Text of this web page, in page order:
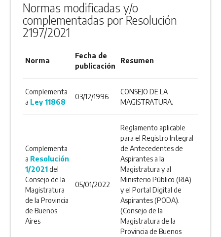
Normas modificadas y/o
complementadas por Resolución
2197/2021
Norma
Fecha de
publicación
Resumen
Complementa
a Ley 11868
03/12/1996
CONSEJO DE LA
MAGISTRATURA.
Complementa
a Resolución
1/2021del
Consejo de la
Magistratura
de la Provincia
de Buenos
Aires
05/01/2022
Reglamento aplicable
para el Registro Integral
de Antecedentes de
Aspirantes a la
Magistratura y al
Ministerio Público (RIA)
y el Portal Digital de
Aspirantes (PODA).
(Consejo de la
Magistratura de la
Provincia de Buenos